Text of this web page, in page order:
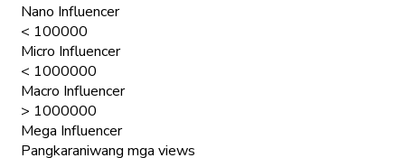
Nano Influencer
< 100000
Micro Influencer
< 1000000
Macro Influencer
> 1000000
Mega Influencer
Pangkaraniwang mga views